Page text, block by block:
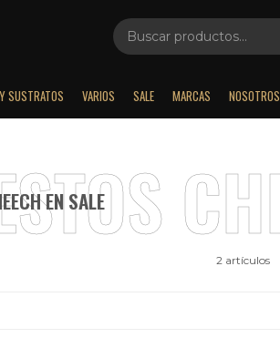
SUSTRATOS VARIOS SALE MARCAS NOSOTROS
EN SALE
2 artículos